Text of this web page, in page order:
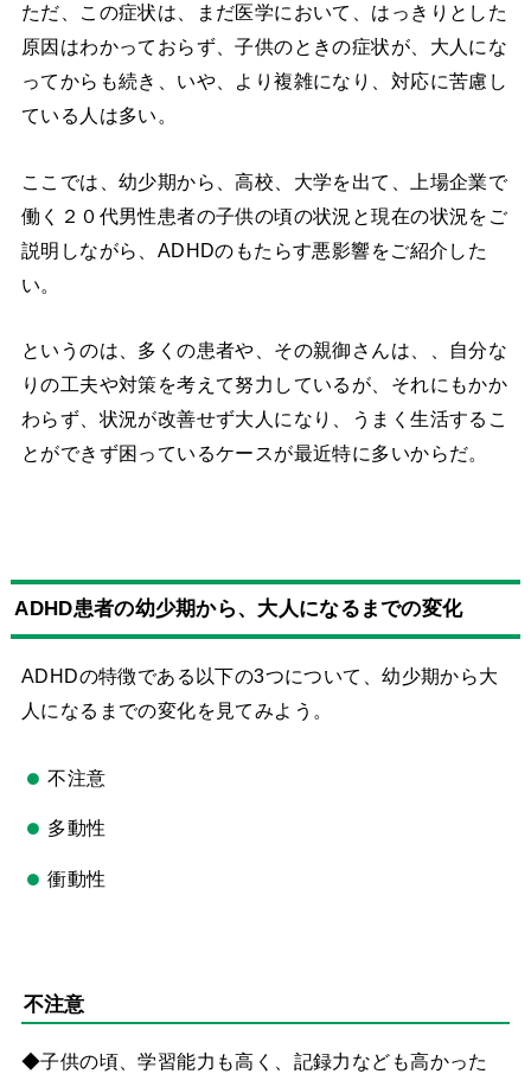
ただ、この症状は、まだ医学において、はっきりとした
原因はわかっておらず、子供のときの症状が、大人にな
ってからも続き、いや、より複雑になり、対応に苦慮し
ている人は多い。
ここでは、幼少期から、高校、大学を出て、上場企業で
働く２０代男性患者の子供の頃の状況と現在の状況をご
説明しながら、ADHDのもたらす悪影響をご紹介した
い。
というのは、多くの患者や、その親御さんは、、自分な
りの工夫や対策を考えて努力しているが、それにもかか
わらず、状況が改善せず大人になり、うまく生活するこ
とができず困っているケースが最近特に多いからだ。
ADHD患者の幼少期から、大人になるまでの変化
ADHDの特徴である以下の3つについて、幼少期から大
人になるまでの変化を見てみよう。
不注意
多動性
衝動性
不注意
◆子供の頃、学習能力も高く、記録力なども高かった